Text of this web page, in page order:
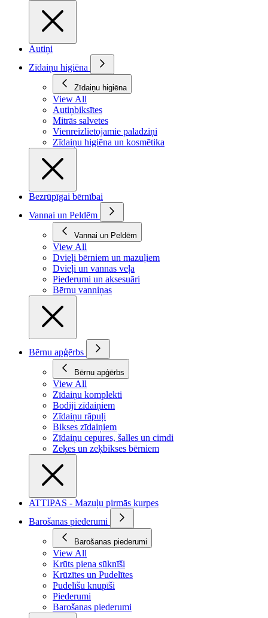
Autiņi
Zīdaiņu higiēna
Zīdaiņu higiēna
View All
Autiņbiksītes
Mitrās salvetes
Vienreizlietojamie paladziņi
Zīdaiņu higiēna un kosmētika
Bezrūpīgai bērnībai
Vannai un Peldēm
Vannai un Peldēm
View All
Dvieļi bērniem un mazuļiem
Dvieļi un vannas veļa
Piederumi un aksesuāri
Bērnu vanniņas
Bērnu apģērbs
Bērnu apģērbs
View All
Zīdaiņu komplekti
Bodiji zīdaiņiem
Zīdaiņu rāpuļi
Bikses zīdaiņiem
Zīdaiņu cepures, šalles un cimdi
Zeķes un zeķbikses bērniem
ATTIPAS - Mazuļu pirmās kurpes
Barošanas piederumi
Barošanas piederumi
View All
Krūts piena sūknīši
Krūzītes un Pudelītes
Pudelīšu knupīši
Piederumi
Barošanas piederumi